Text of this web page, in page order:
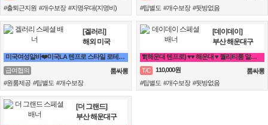
#출퇴근지원 #개수보장 #지명우대(지명비)
#팁별도 #개수보장 #뒷방없음
[겔러리]
해외 미국
미국여성알바❤️미국LA 텐프로 스타일 로테이션 가라오케❤️
급여협의
룸싸롱
#원룸제공 #팁별도 #개수보장
[데이데이]
부산 해운대구
❣️(해운대 텐프로) ♥♥ 해운대 ♥ 퀄리티룸 알바 ♥ 룸빠 ♥1번 ♥♥❣️ 룸알바 쩜오
T/C
110,000원
룸싸롱
#팁별도 #개수보장 #뒷방없음
[더 그랜드]
부산 해운대구